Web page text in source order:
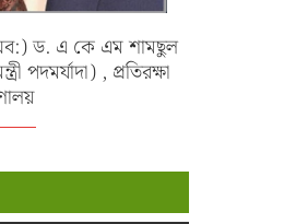
ড. এ কে এম শামছুল
পদমর্যাদা) , প্রতিরক্ষা